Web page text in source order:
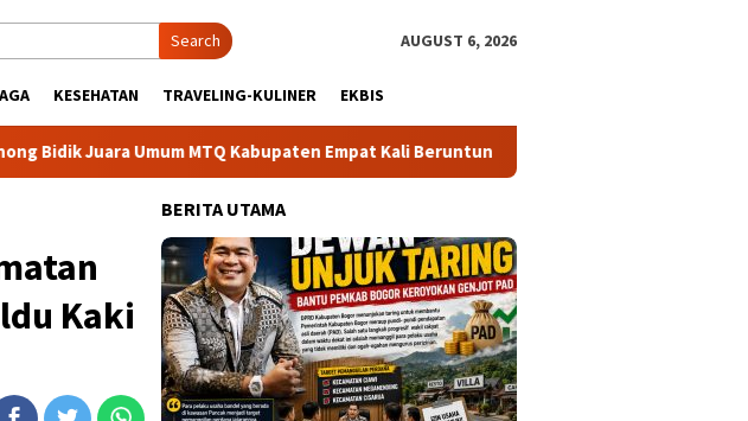
Search AUGUST 6, 2026
KESEHATAN TRAVELING-KULINER EKBIS
MTQ Kabupaten Empat Kali Beruntun Bupati Rudy Susmanto: Masyarakat
Kaki
BERITA UTAMA